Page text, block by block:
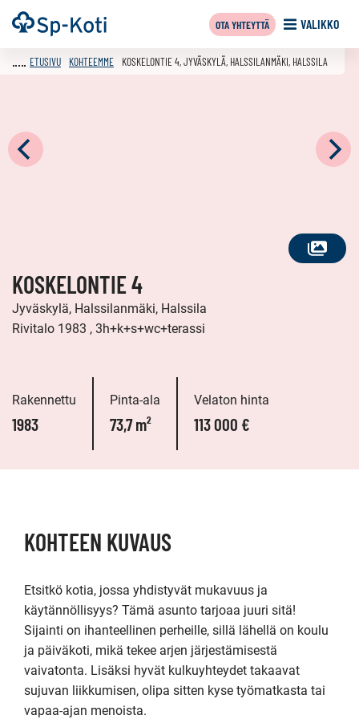
Siirry
sisältöön
Etusivu VALIKKO
OTA YHTEYTTÄ
KATSO
ETUSIVU KOHTEEMME KOSKELONTIE 4, JYVÄSKYLÄ, HALSSILANMÄKI, HALSSILA
KOSKELONTIE 4
Jyväskylä, Halssilanmäki, Halssila
Rivitalo 1983 , 3h+k+s+wc+terassi
Rakennettu
1983
Pinta-ala
73,7 m²
Velaton hinta
113 000 €
KOHTEEN KUVAUS
Etsitkö kotia, jossa yhdistyvät mukavuus ja
käytännöllisyys? Tämä asunto tarjoaa juuri sitä!
Sijainti on ihanteellinen perheille, sillä lähellä on koulu
ja päiväkoti, mikä tekee arjen järjestämisestä
vaivatonta. Lisäksi hyvät kulkuyhteydet takaavat
sujuvan liikkumisen, olipa sitten kyse työmatkasta tai
vapaa-ajan menoista.